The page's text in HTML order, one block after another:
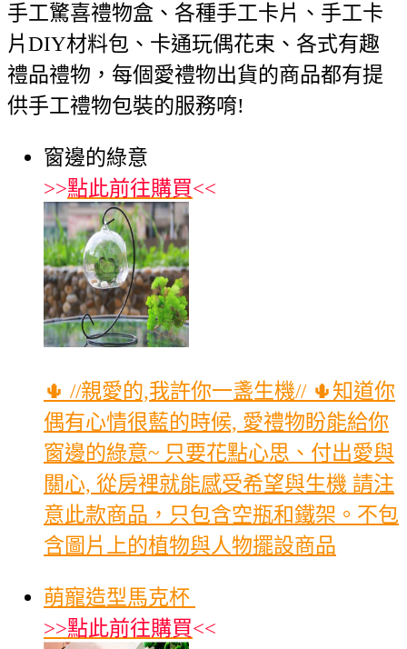
手工驚喜禮物盒、各種手工卡片、手工卡
片DIY材料包、卡通玩偶花束、各式有趣
禮品禮物，每個愛禮物出貨的商品都有提
供手工禮物包裝的服務唷!
窗邊的綠意
>>點此前往購買<<
🌵 //親愛的,我許你一盞生機// 🌵知道你
偶有心情很藍的時候, 愛禮物盼能給你
窗邊的綠意~ 只要花點心思、付出愛與
關心, 從房裡就能感受希望與生機 請注
意此款商品，只包含空瓶和鐵架。不包
含圖片上的植物與人物擺設商品
萌寵造型馬克杯
>>點此前往購買<<